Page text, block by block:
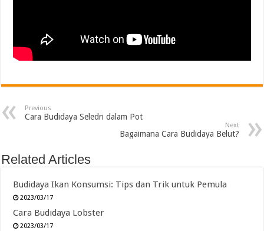
Previous
Cara Budidaya Seledri dalam Pot
Next
Bagaimana Cara Budidaya Belut?
Related Articles
Budidaya Ikan Konsumsi: Tips dan Trik untuk Pemula
2023/03/17
Cara Budidaya Lobster
2023/03/17